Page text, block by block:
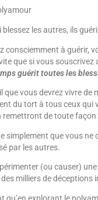
blessez les autres, ils
consciemment à guérir,
que si vous souscrivez
guérit toutes les
que vous devrez vivre de
du tort à tous ceux qui
remettront de toute façon
simplement que vous ne
par les autres.
(ou causer)
milliers de déceptions